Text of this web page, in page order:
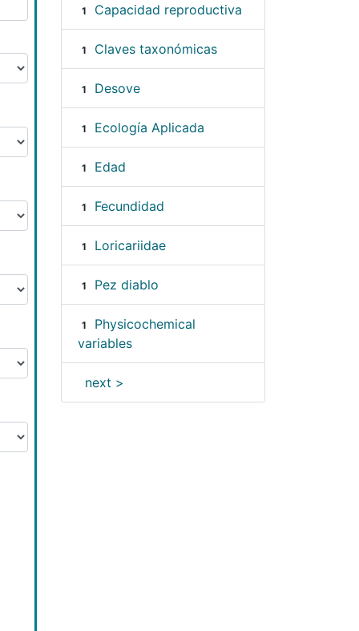
1 Capacidad reproductiva
1 Claves taxonómicas
1 Desove
1 Ecología Aplicada
1 Edad
1 Fecundidad
1 Loricariidae
1 Pez diablo
1
Physicochemical
variables
next >